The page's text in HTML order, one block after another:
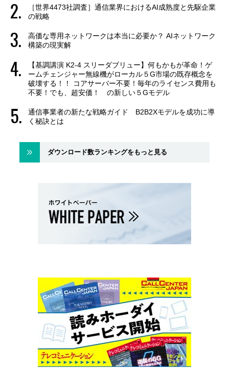
［世界4473社調査］通信業界におけるAI成熟度と先駆企業
の戦略
高価な専用ネットワークは本当に必要か？ AIネットワーク
構築の現実解
【基調講演 K2-4 スリーダブリュー】何もかもが革命！ゲ
ームチェンジャー無線機がローカル５G市場の既存概念を
破壊する！！ コアサーバー不要！毎年のライセンス費用も
不要！でも、超安価！ の新しい５Gモデル
通信事業者の新たな戦略ガイド B2B2Xモデルを成功に導
く秘訣とは
ダウンロード数ランキングをもっと見る